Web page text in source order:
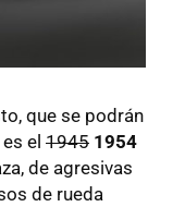
que se podrán
es el 1945 1954
de agresivas
de rueda